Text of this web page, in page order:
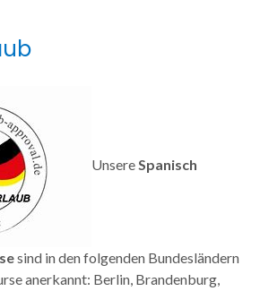
UnsereSpanisch
sind in den folgenden Bundesländern
anerkannt: Berlin, Brandenburg,